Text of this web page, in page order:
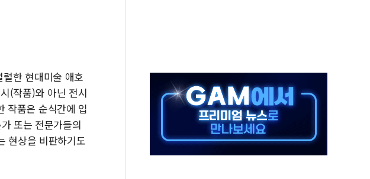
상 우려 후퇴…S&P500 최고치
진…"26일까지 의혹 소명" 요구
에 연준 금리 인상 가능성 낮아지며 상승… STOXX 600 지수는 나흘 연속 최고치
감소에 9월 동결 전망 우세
한 현대미술 애호
(작품)와 아닌 전시
작품은 순식간에 입
또는 전문가들의
현상을 비판하기도